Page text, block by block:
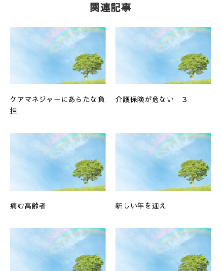
関連記事
ケアマネジャーにあらたな負
担
介護保険が危ない ３
痛む高齢者 新しい年を迎え